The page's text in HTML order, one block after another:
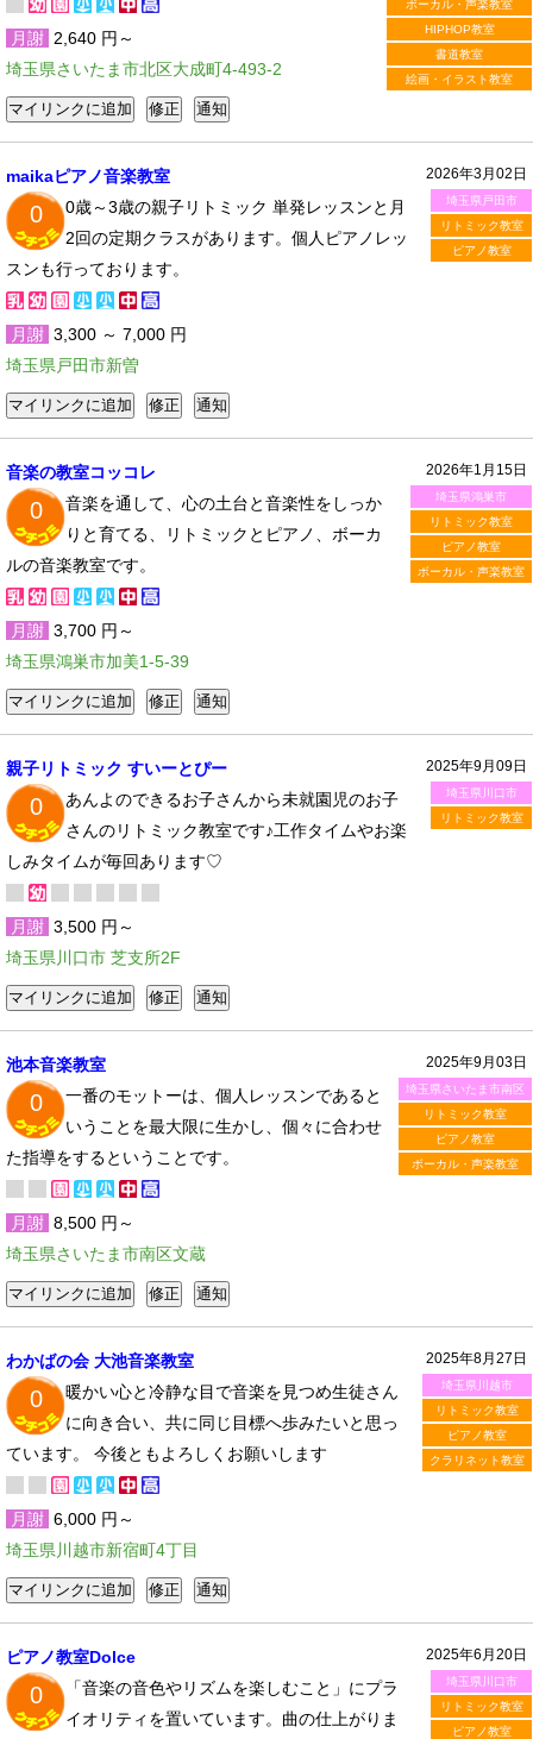
ボーカル・声楽教室
HIPHOP教室
書道教室
絵画・イラスト教室
月謝 2,640 円～
埼玉県さいたま市北区大成町4-493-2
2026年3月02日
埼玉県戸田市
リトミック教室
ピアノ教室
maikaピアノ音楽教室
0
0歳～3歳の親子リトミック 単発レッスンと月
2回の定期クラスがあります。個人ピアノレッ
スンも行っております。
月謝 3,300 ～ 7,000 円
埼玉県戸田市新曽
2026年1月15日
埼玉県鴻巣市
リトミック教室
ピアノ教室
ボーカル・声楽教室
音楽の教室コッコレ
0
音楽を通して、心の土台と音楽性をしっか
りと育てる、リトミックとピアノ、ボーカ
ルの音楽教室です。
月謝 3,700 円～
埼玉県鴻巣市加美1-5-39
2025年9月09日
埼玉県川口市
リトミック教室
親子リトミック すいーとぴー
0
あんよのできるお子さんから未就園児のお子
さんのリトミック教室です♪工作タイムやお楽
しみタイムが毎回あります♡
月謝 3,500 円～
埼玉県川口市 芝支所2F
2025年9月03日
埼玉県さいたま市南区
リトミック教室
ピアノ教室
ボーカル・声楽教室
池本音楽教室
0
一番のモットーは、個人レッスンであると
いうことを最大限に生かし、個々に合わせ
た指導をするということです。
月謝 8,500 円～
埼玉県さいたま市南区文蔵
2025年8月27日
埼玉県川越市
リトミック教室
ピアノ教室
クラリネット教室
わかばの会 大池音楽教室
0
暖かい心と冷静な目で音楽を見つめ生徒さん
に向き合い、共に同じ目標へ歩みたいと思っ
ています。 今後ともよろしくお願いします
月謝 6,000 円～
埼玉県川越市新宿町4丁目
2025年6月20日
埼玉県川口市
リトミック教室
ピアノ教室
ピアノ教室Dolce
0
「音楽の音色やリズムを楽しむこと」にプラ
イオリティを置いています。曲の仕上がりま